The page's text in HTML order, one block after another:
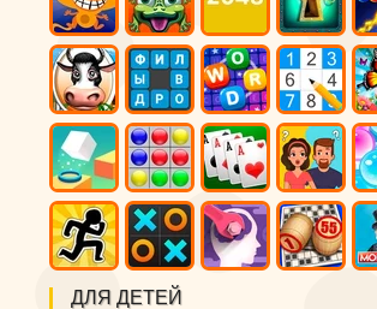
ДЛЯ ДЕТЕЙ